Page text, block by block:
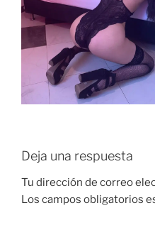
Deja una respuesta
Tu dirección de correo
Los campos obligatorios